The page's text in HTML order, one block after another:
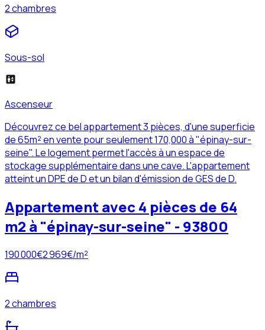
2 chambres
Sous-sol
Ascenseur
Découvrez ce bel appartement 3 pièces, d'une superficie
de 65m² en vente pour seulement 170,000 à "épinay-sur-
seine". Le logement permet l'accès à un espace de
stockage supplémentaire dans une cave. L'appartement
atteint un DPE de D et un bilan d'émission de GES de D.
Appartement avec 4 pièces de 64
m2 à "épinay-sur-seine" - 93800
190 000€2 969€/m²
2 chambres